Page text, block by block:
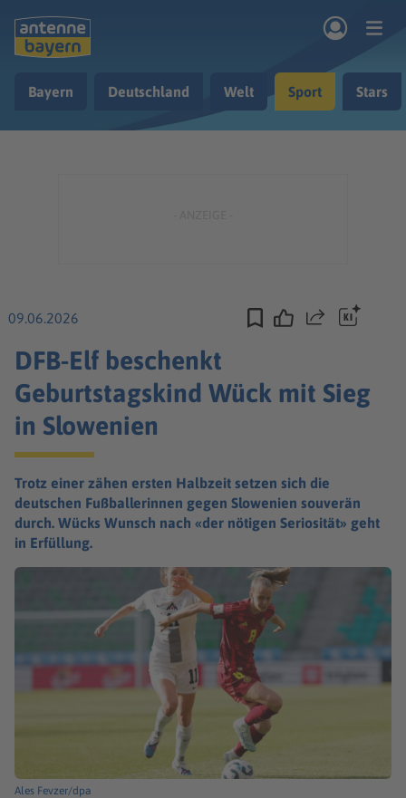
Bayern Deutschland Welt Sport Stars
09.06.2026 Teilen
DFB-Elf beschenkt
Geburtstagskind Wück mit Sieg
in Slowenien
Trotz einer zähen ersten Halbzeit setzen sich die
deutschen Fußballerinnen gegen Slowenien souverän
durch. Wücks Wunsch nach «der nötigen Seriosität» geht
in Erfüllung.
Ales Fevzer/dpa